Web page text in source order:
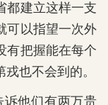
都建立这样一支
可以指望一次外
有把握能在每个
也不会到的。
诉他们有两万贵